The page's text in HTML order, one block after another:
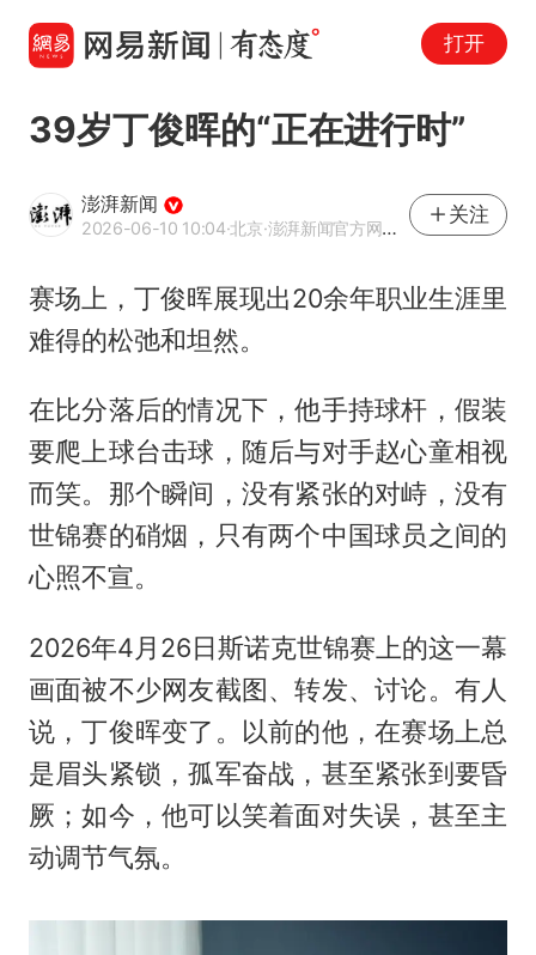
打开
39岁丁俊晖的“正在进行时”
澎湃新闻
2026-06-10 10:04·北京·澎湃新闻官方网易号
关注
赛场上，丁俊晖展现出20余年职业生涯里
难得的松弛和坦然。
在比分落后的情况下，他手持球杆，假装
要爬上球台击球，随后与对手赵心童相视
而笑。那个瞬间，没有紧张的对峙，没有
世锦赛的硝烟，只有两个中国球员之间的
心照不宣。
2026年4月26日斯诺克世锦赛上的这一幕
画面被不少网友截图、转发、讨论。有人
说，丁俊晖变了。以前的他，在赛场上总
是眉头紧锁，孤军奋战，甚至紧张到要昏
厥；如今，他可以笑着面对失误，甚至主
动调节气氛。